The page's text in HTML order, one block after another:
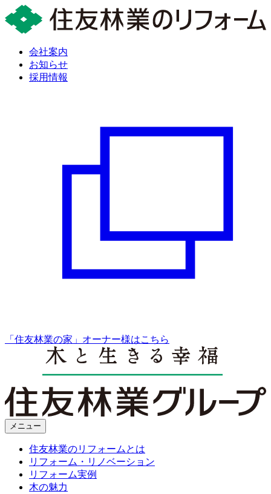
会社案内
お知らせ
採用情報
「住友林業の家」オーナー様はこちら
メニュー
住友林業のリフォームとは
リフォーム・リノベーション
リフォーム実例
木の魅力